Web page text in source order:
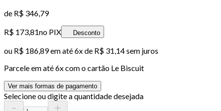
de R$ 346,79
R$ 173,81no PIX Desconto
ou R$ 186,89em até6x de R$ 31,14 sem juros
Parcele em até6x com o cartão Le Biscuit
Ver mais formas de pagamento
Selecione ou digite a quantidade desejada